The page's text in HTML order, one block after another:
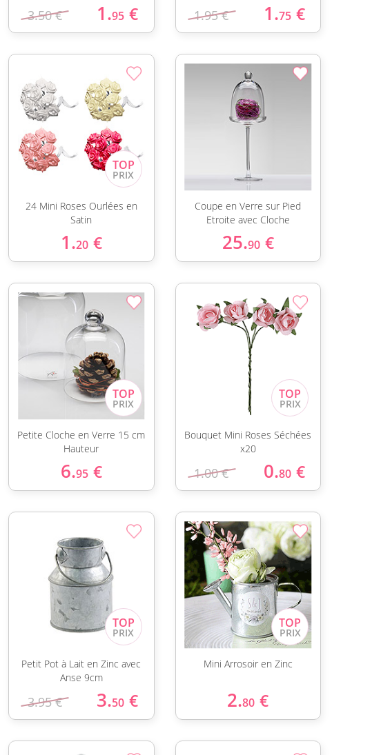
3.50 € 1.95 € 1.95 € 1.75 €
24 Mini Roses Ourlées en
Satin
1.20 €
Coupe en Verre sur Pied
Etroite avec Cloche
25.90 €
Petite Cloche en Verre 15 cm
Hauteur
6.95 €
Bouquet Mini Roses Séchées
x20
1.00 € 0.80 €
Petit Pot à Lait en Zinc avec
Anse 9cm
3.95 € 3.50 €
Mini Arrosoir en Zinc
2.80 €